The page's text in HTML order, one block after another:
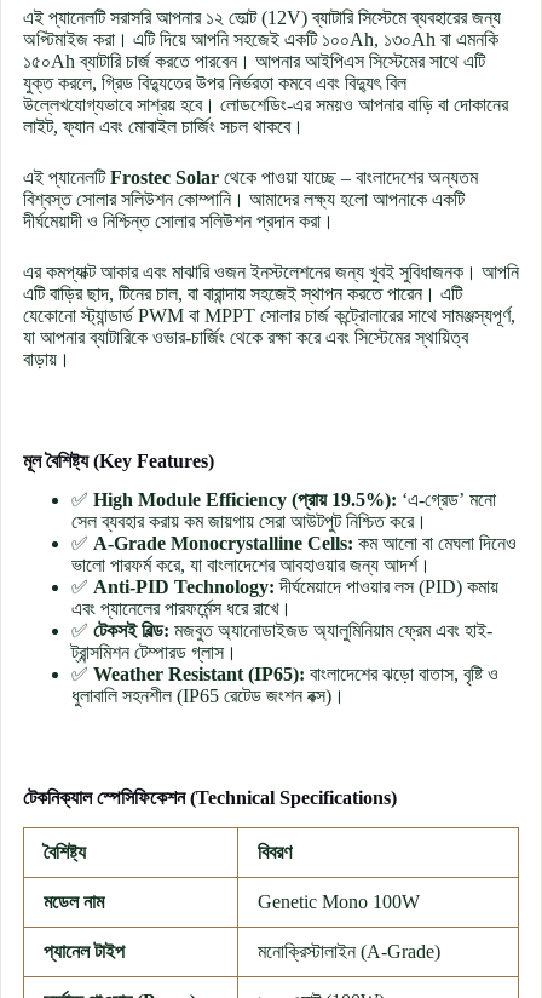
এই প্যানেলটি সরাসরি আপনার ১২ ভোল্ট (12V) ব্যাটারি সিস্টেমে ব্যবহারের জন্য
অপ্টিমাইজ করা। এটি দিয়ে আপনি সহজেই একটি ১০০Ah, ১৩০Ah বা এমনকি
১৫০Ah ব্যাটারি চার্জ করতে পারবেন। আপনার আইপিএস সিস্টেমের সাথে এটি
যুক্ত করলে, গ্রিড বিদ্যুতের উপর নির্ভরতা কমবে এবং বিদ্যুৎ বিল
উল্লেখযোগ্যভাবে সাশ্রয় হবে। লোডশেডিং-এর সময়ও আপনার বাড়ি বা দোকানের
লাইট, ফ্যান এবং মোবাইল চার্জিং সচল থাকবে।
এই প্যানেলটিFrostec Solar থেকে পাওয়া যাচ্ছে – বাংলাদেশের অন্যতম
বিশ্বস্ত সোলার সলিউশন কোম্পানি। আমাদের লক্ষ্য হলো আপনাকে একটি
দীর্ঘমেয়াদী ও নিশ্চিন্ত সোলার সলিউশন প্রদান করা।
এর কমপ্যাক্ট আকার এবং মাঝারি ওজন ইনস্টলেশনের জন্য খুবই সুবিধাজনক। আপনি
এটি বাড়ির ছাদ, টিনের চাল, বা বারান্দায় সহজেই স্থাপন করতে পারেন। এটি
যেকোনো স্ট্যান্ডার্ড PWM বা MPPT সোলার চার্জ কন্ট্রোলারের সাথে সামঞ্জস্যপূর্ণ,
যা আপনার ব্যাটারিকে ওভার-চার্জিং থেকে রক্ষা করে এবং সিস্টেমের স্থায়িত্ব
বাড়ায়।
মূল বৈশিষ্ট্য (Key Features)
✅ High Module Efficiency (প্রায় 19.5%): ‘এ-গ্রেড’ মনো
সেল ব্যবহার করায় কম জায়গায় সেরা আউটপুট নিশ্চিত করে।
✅ A-Grade Monocrystalline Cells: কম আলো বা মেঘলা দিনেও
ভালো পারফর্ম করে, যা বাংলাদেশের আবহাওয়ার জন্য আদর্শ।
✅ Anti-PID Technology: দীর্ঘমেয়াদে পাওয়ার লস (PID) কমায়
এবং প্যানেলের পারফর্মেন্স ধরে রাখে।
✅ টেকসই বিল্ড: মজবুত অ্যানোডাইজড অ্যালুমিনিয়াম ফ্রেম এবং হাই-
ট্রান্সমিশন টেম্পারড গ্লাস।
✅ Weather Resistant (IP65): বাংলাদেশের ঝড়ো বাতাস, বৃষ্টি ও
ধুলাবালি সহনশীল (IP65 রেটেড জংশন বক্স)।
টেকনিক্যাল স্পেসিফিকেশন (Technical Specifications)
বৈশিষ্ট্য বিবরণ
মডেল নাম Genetic Mono 100W
প্যানেল টাইপ মনোক্রিস্টালাইন (A-Grade)